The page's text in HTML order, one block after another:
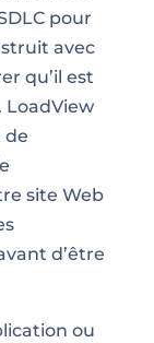
pour
avec
qu’il est
LoadView
de
site Web
d’être
ou